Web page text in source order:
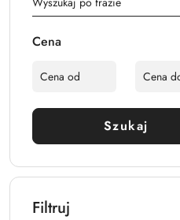
Cena
Szukaj
Filtruj